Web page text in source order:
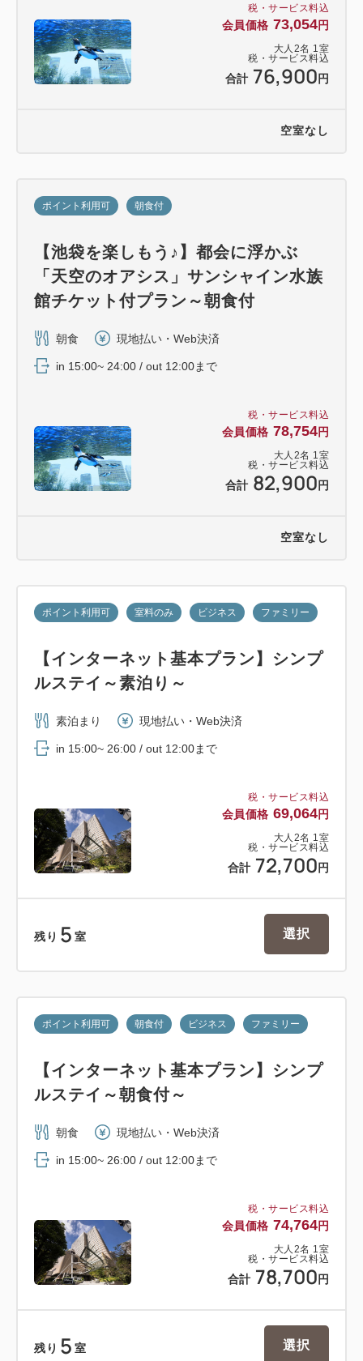
税・サービス料込
会員価格 73,054円
大人 2名 1 室
税・サービス料込
合計 76,900 円
空室なし
税・サービス料込
会員価格 78,754円
大人 2名 1 室
税・サービス料込
合計 82,900 円
ポイント利用可 朝食付
【池袋を楽しもう♪】都会に浮かぶ
「天空のオアシス」サンシャイン水族
館チケット付プラン～朝食付
朝食 現地払い・Web決済
in 15:00~ 24:00 / out 12:00まで
空室なし
税・サービス料込
会員価格 69,064円
大人 2名 1 室
税・サービス料込
合計 72,700 円
ポイント利用可 室料のみ ビジネス ファミリー
【インターネット基本プラン】シンプ
ルステイ～素泊り～
素泊まり 現地払い・Web決済
in 15:00~ 26:00 / out 12:00まで
残り 5 室 選択
税・サービス料込
会員価格 74,764円
大人 2名 1 室
税・サービス料込
合計 78,700 円
ポイント利用可 朝食付 ビジネス ファミリー
【インターネット基本プラン】シンプ
ルステイ～朝食付～
朝食 現地払い・Web決済
in 15:00~ 26:00 / out 12:00まで
残り 5 室 選択